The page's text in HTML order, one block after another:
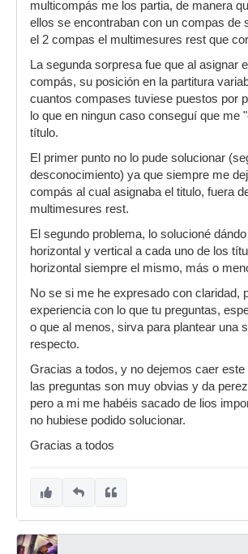
multicompás me los partia, de manera
ellos se encontraban con un compas de
el 2 compas el multimesures rest que
La segunda sorpresa fue que al asignar
compás, su posición en la partitura
cuantos compases tuviese puestos por
lo que en ningun caso conseguí que me
título.
El primer punto no lo pude solucionar
desconocimiento) ya que siempre me
compás al cual asignaba el titulo, fuera
multimesures rest.
El segundo problema, lo solucioné
horizontal y vertical a cada uno de los
horizontal siempre el mismo, más o
No se si me he expresado con claridad,
experiencia con lo que tu preguntas,
o que al menos, sirva para plantear una
respecto.
Gracias a todos, y no dejemos caer este
las preguntas son muy obvias y da
pero a mi me habéis sacado de lios
no hubiese podido solucionar.
Gracias a todos